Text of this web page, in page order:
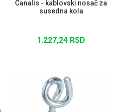
Canalis - kablovski nosač za
susedna kola
1.227,24 RSD